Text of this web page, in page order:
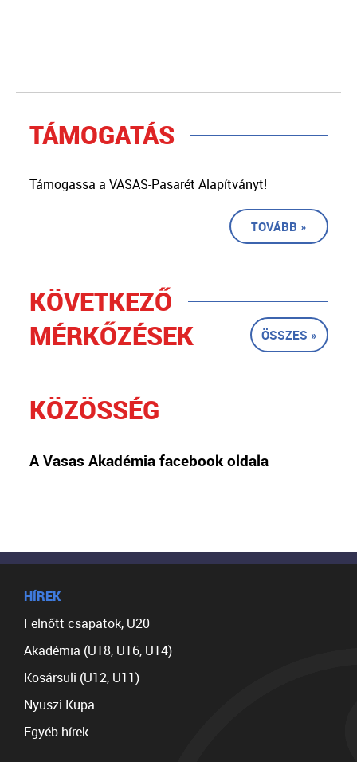
TÁMOGATÁS
Támogassa a VASAS-Pasarét Alapítványt!
TOVÁBB »
KÖVETKEZŐ
MÉRKŐZÉSEK
ÖSSZES »
KÖZÖSSÉG
A Vasas Akadémia facebook oldala
HÍREK
Felnőtt csapatok, U20
Akadémia (U18, U16, U14)
Kosársuli (U12, U11)
Nyuszi Kupa
Egyéb hírek